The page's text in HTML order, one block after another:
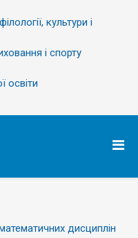
культури і
і спорту
освіти
дисциплін